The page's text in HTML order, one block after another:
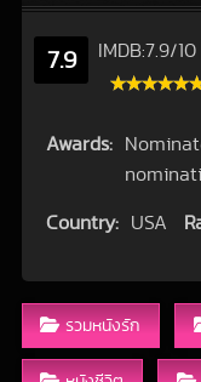
7.9 IMDB:7.9/10
Awards:
Country: USA
รวมหนังรัก